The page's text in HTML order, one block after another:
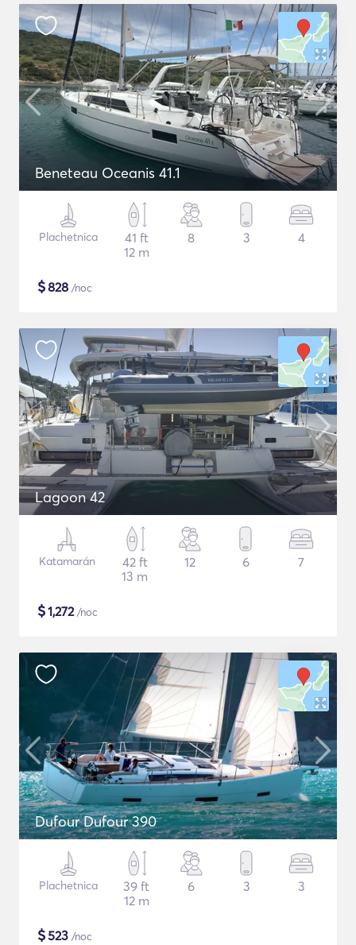
Beneteau Oceanis 41.1
Plachetnica
41 ft
12 m
8 3 4
$828 /noc
Lagoon 42
Katamarán
42 ft
13 m
12 6 7
$1,272/noc
Dufour Dufour 390
Plachetnica
39 ft
12 m
6 3 3
$523 /noc